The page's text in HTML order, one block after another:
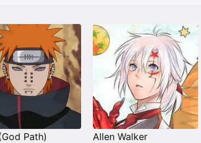
Path) Allen Walker